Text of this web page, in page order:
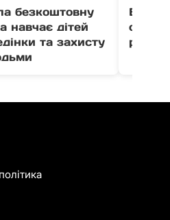
безкоштовну
навчає дітей
та захисту